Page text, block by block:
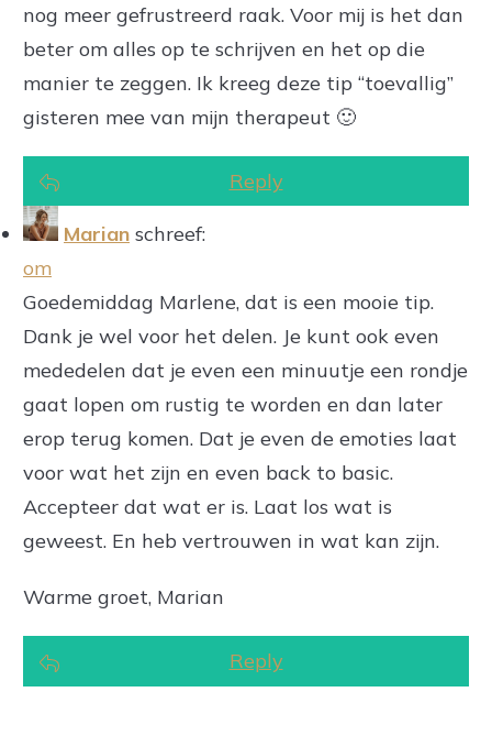
nog meer gefrustreerd raak. Voor mij is het dan
beter om alles op te schrijven en het op die
manier te zeggen. Ik kreeg deze tip “toevallig”
gisteren mee van mijn therapeut 🙂
Reply
Marian schreef:
om
Goedemiddag Marlene, dat is een mooie tip.
Dank je wel voor het delen. Je kunt ook even
mededelen dat je even een minuutje een rondje
gaat lopen om rustig te worden en dan later
erop terug komen. Dat je even de emoties laat
voor wat het zijn en even back to basic.
Accepteer dat wat er is. Laat los wat is
geweest. En heb vertrouwen in wat kan zijn.
Warme groet, Marian
Reply